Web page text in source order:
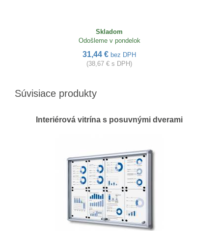
Skladom
Odošleme v pondelok
31,44 € bez DPH
(38,67 € s DPH)
Súvisiace produkty
Interiérová vitrína s posuvnými dverami